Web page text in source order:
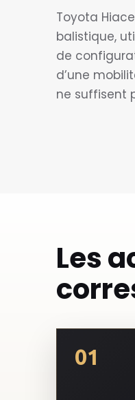
Toyota
balistique,
de
d’une
ne suffisent
Les
01